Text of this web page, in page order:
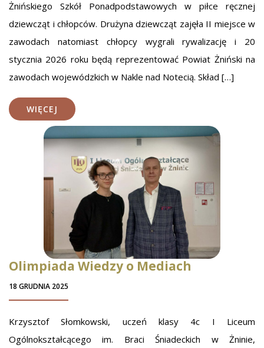
Żnińskiego Szkół Ponadpodstawowych w piłce ręcznej
dziewcząt i chłopców. Drużyna dziewcząt zajęła II miejsce w
zawodach natomiast chłopcy wygrali rywalizację i 20
stycznia 2026 roku będą reprezentować Powiat Żniński na
zawodach wojewódzkich w Nakle nad Notecią. Skład […]
WIĘCEJ
Olimpiada Wiedzy o Mediach
18 GRUDNIA 2025
Krzysztof Słomkowski, uczeń klasy 4c I Liceum
Ogólnokształcącego im. Braci Śniadeckich w Żninie,